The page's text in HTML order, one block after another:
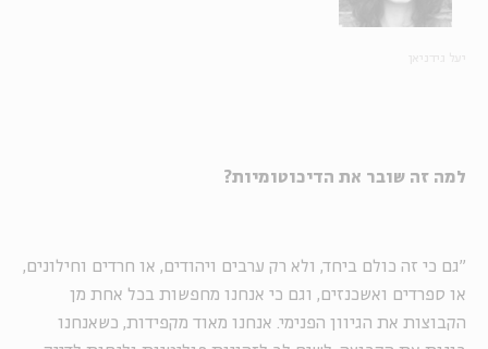
למה זה שובר את הדיכוטומיות?
"גם כי זה כולם ביחד, ולא רק ערבים ויהודים, או חרדים וחילונים,
או ספרדים ואשכנזים, וגם כי אנחנו מחפשות בכל אחת מן
הקבוצות את הגיוון הפנימי. אנחנו מאוד מקפידות, כשאנחנו